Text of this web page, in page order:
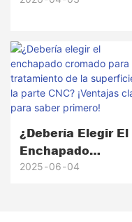
Destaca Honscn?
¿Debería Elegir El
Enchapado
Cromado Para El
2025 06 04